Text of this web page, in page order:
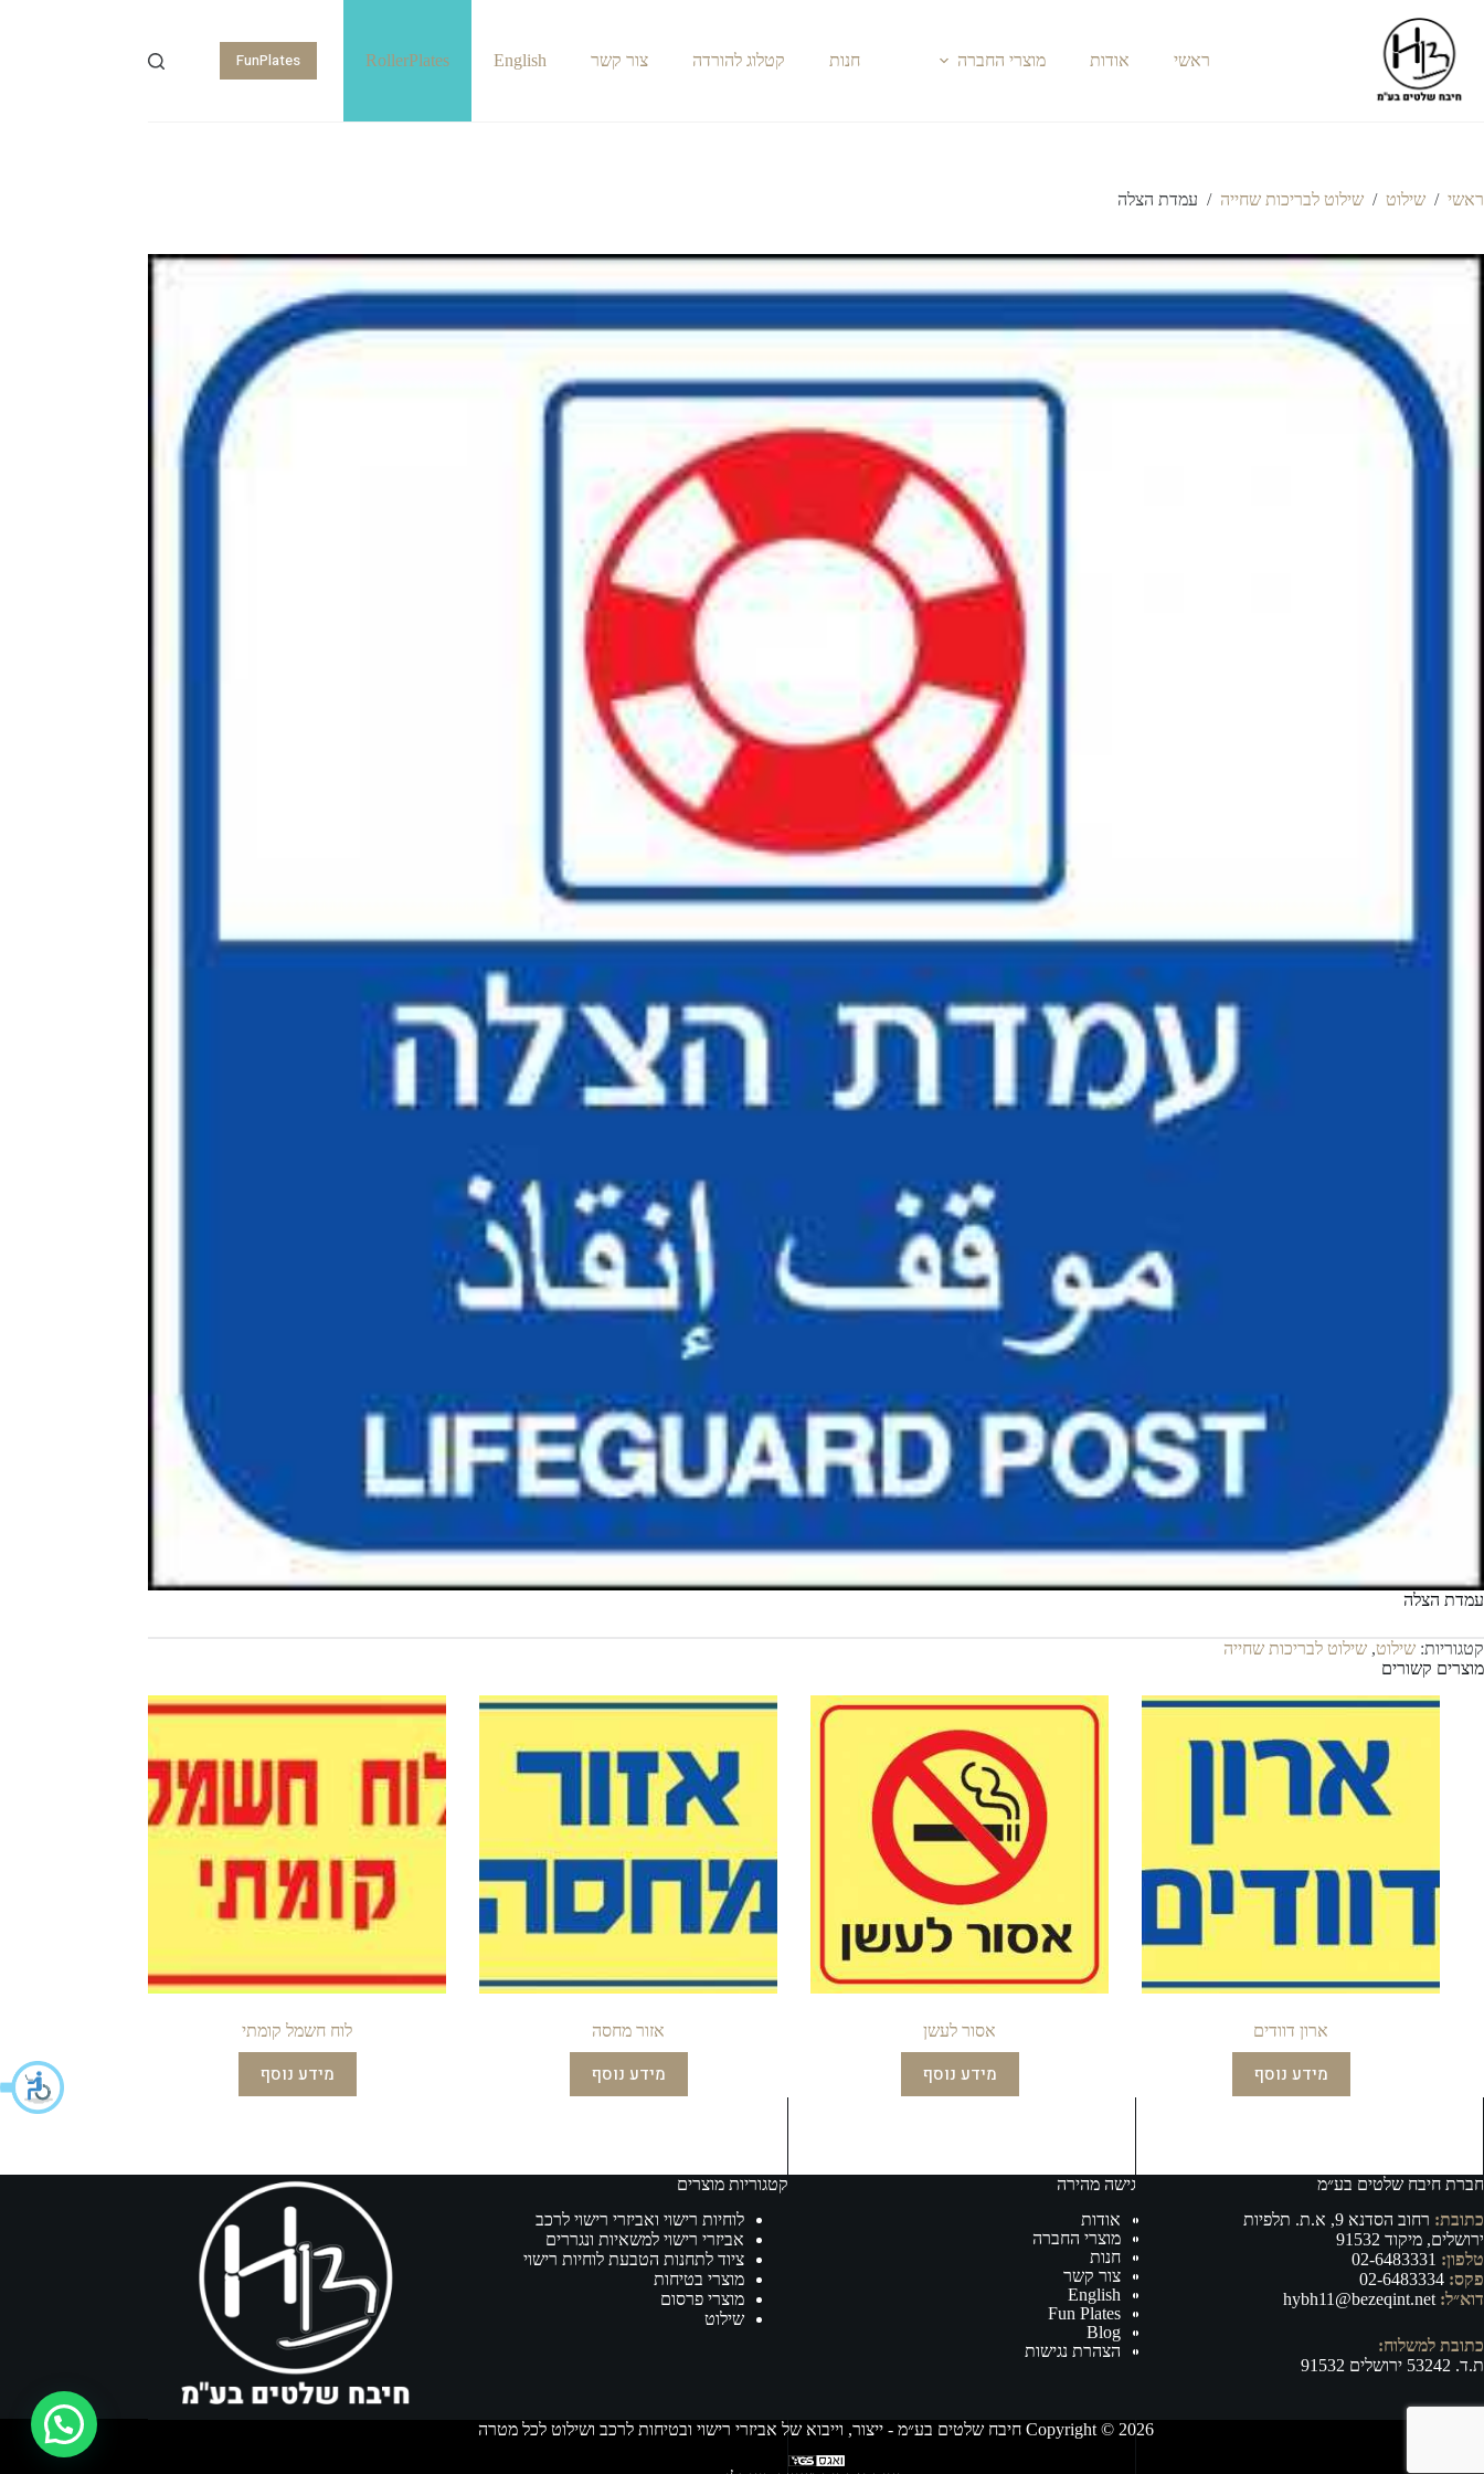
ראשי אודות מוצרי החברה חנות קטלוג להורדה צור קשר English
RollerPlates
FunPlates
Shopping
ראשי / שילוט / שילוט לבריכות שחייה / עמדת הצלה
עמדת הצלה
קטגוריות: שילוט, שילוט לבריכות שחייה
מוצרים קשורים
ארון דוודים
מידע נוסף
אסור לעשן
מידע נוסף
אזור מחסה
מידע נוסף
לוח חשמל קומתי
מידע נוסף
חברת חיבח שלטים בע״מ
כתובת:
רחוב הסדנא 9, א.ת. תלפיות
ירושלים, מיקוד 91532
טלפון: 02-6483331
פקס:
דוא״ל: hybh11@bezeqint.net
כתובת למשלוח:
ת.ד. 53242 ירושלים 91532
גישה מהירה
אודות
מוצרי החברה
חנות
צור קשר
English
Fun Plates
Blog
הצהרת נגישות
קטגוריות מוצרים
לוחיות רישוי ואביזרי רישוי לרכב
אביזרי רישוי למשאיות ונגררים
ציוד לתחנות הטבעת לוחיות רישוי
מוצרי בטיחות
מוצרי פרסום
שילוט
Copyright © 2026 חיבח שלטים בע״מ - ייצור, וייבוא של אביזרי רישוי ובטיחות לרכב ושילוט לכל מטרה איך אפשר לעזור?